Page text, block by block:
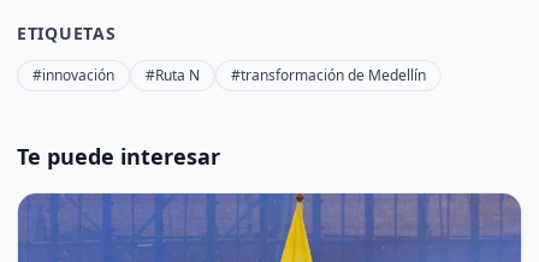
ETIQUETAS
#innovación #Ruta N #transformación de Medellín
Te puede interesar